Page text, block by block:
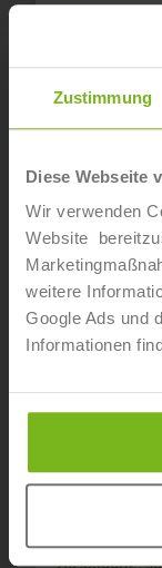
Zustimmung
Diese Webseite
Wir verwenden
Website
weitere
Google Ads und
Informationen
Dualer
Dualer
Ab sofort
Ausbildung
und
Dualer
Ausbildung